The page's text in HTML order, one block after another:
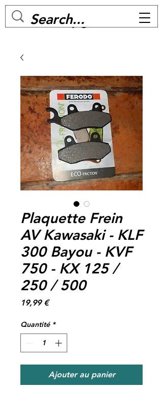
MC BIKE Perpignan
Plaquette Frein
AV Kawasaki - KLF
300 Bayou - KVF
750 - KX 125 /
250 / 500
19,99 €Prix
Quantité *
Ajouter au panier